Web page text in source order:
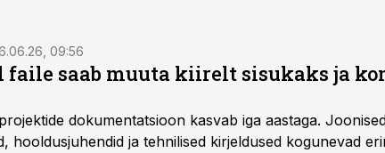
09:56
faile saab muuta kiirelt sisukaks ja
dokumentatsioon kasvab iga aastaga.
hooldusjuhendid ja tehnilised kirjeldused kogunevad